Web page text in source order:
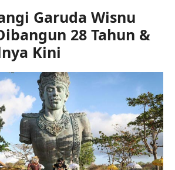
Garuda Wisnu
28 Tahun &
Kini